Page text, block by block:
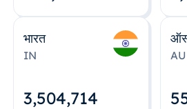
भारत
IN
3,504,715
AU